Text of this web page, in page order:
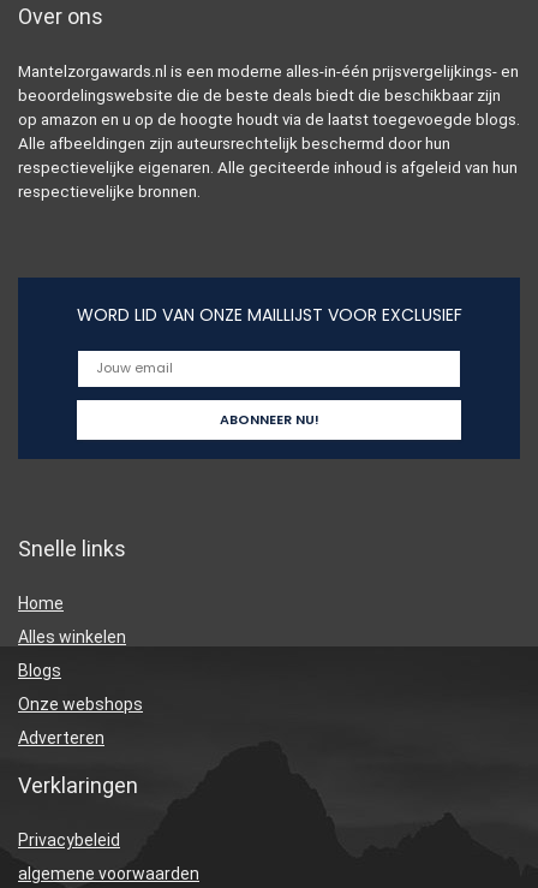
Over ons
Mantelzorgawards.nl is een moderne alles-in-één prijsvergelijkings- en
beoordelingswebsite die de beste deals biedt die beschikbaar zijn
op amazon en u op de hoogte houdt via de laatst toegevoegde blogs.
Alle afbeeldingen zijn auteursrechtelijk beschermd door hun
respectievelijke eigenaren. Alle geciteerde inhoud is afgeleid van hun
respectievelijke bronnen.
WORD LID VAN ONZE MAILLIJST VOOR EXCLUSIEF
Snelle links
Home
Alles winkelen
Blogs
Onze webshops
Adverteren
Verklaringen
Privacybeleid
algemene voorwaarden